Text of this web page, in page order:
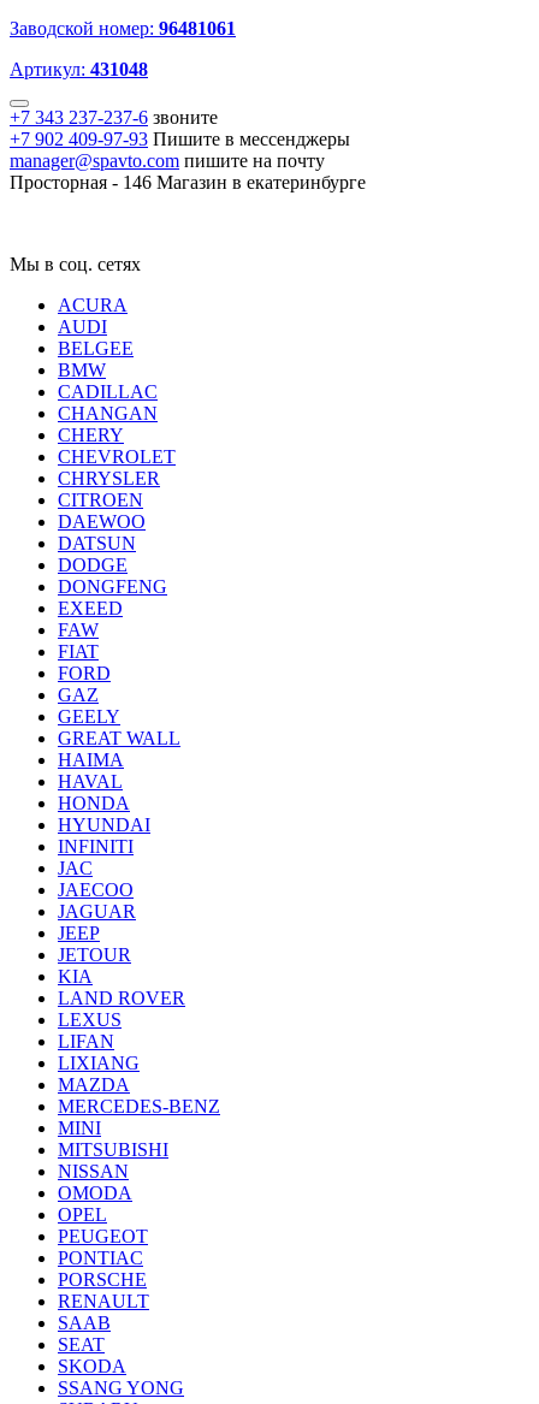
Заводской номер: 96481061
Артикул: 431048
+7 343 237-237-6 звоните
+7 902 409-97-93 Пишите в мессенджеры
manager@spavto.com пишите на почту
Просторная - 146 Магазин в екатеринбурге
Мы в соц. сетях
ACURA
AUDI
BELGEE
BMW
CADILLAC
CHANGAN
CHERY
CHEVROLET
CHRYSLER
CITROEN
DAEWOO
DATSUN
DODGE
DONGFENG
EXEED
FAW
FIAT
FORD
GAZ
GEELY
GREAT WALL
HAIMA
HAVAL
HONDA
HYUNDAI
INFINITI
JAC
JAECOO
JAGUAR
JEEP
JETOUR
KIA
LAND ROVER
LEXUS
LIFAN
LIXIANG
MAZDA
MERCEDES-BENZ
MINI
MITSUBISHI
NISSAN
OMODA
OPEL
PEUGEOT
PONTIAC
PORSCHE
RENAULT
SAAB
SEAT
SKODA
SSANG YONG